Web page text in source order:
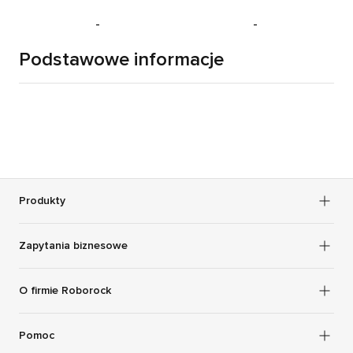
-
-
Podstawowe informacje
Produkty
Zapytania biznesowe
O firmie Roborock
Pomoc